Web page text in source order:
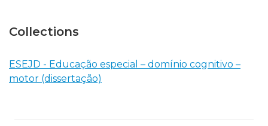
Collections
ESEJD - Educação especial – domínio cognitivo –
motor (dissertação)